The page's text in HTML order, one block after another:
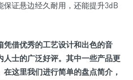
保证悬边经久耐用，还能提升3dB
凭借优秀的工艺设计和出色的音
人士的广泛好评。其中一些产品更
这里我们进行简单的盘点简介，